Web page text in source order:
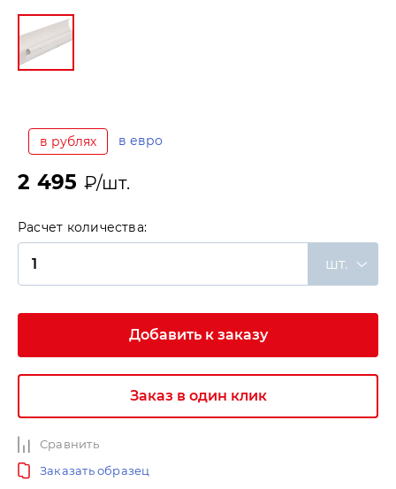
в рублях в евро
2 495 ₽/шт.
Расчет количества:
шт.
Добавить к заказу
Заказ в один клик
Сравнить
Заказать образец